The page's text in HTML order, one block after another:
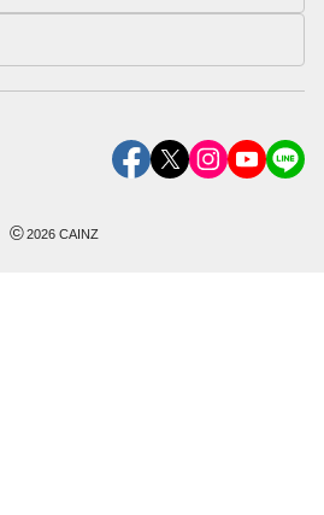
©2026 CAINZ